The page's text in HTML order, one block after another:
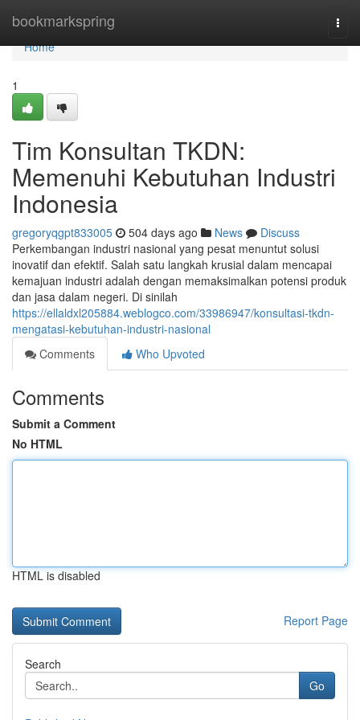
bookmarkspring
Home
Home
1
Tim Konsultan TKDN:
Memenuhi Kebutuhan Industri
Indonesia
gregoryqgpt833005 504 days ago News
Discuss
Perkembangan industri nasional yang pesat menuntut solusi
inovatif dan efektif. Salah satu langkah krusial dalam mencapai
kemajuan industri adalah dengan memaksimalkan potensi produk
dan jasa dalam negeri. Di sinilah
https://ellaldxl205884.weblogco.com/33986947/konsultasi-tkdn-
mengatasi-kebutuhan-industri-nasional
Comments
Who Upvoted
Comments
Submit a Comment
No HTML
HTML is disabled
Report Page
Search
Go